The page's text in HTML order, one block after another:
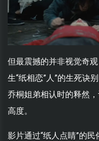
但最震撼的并非视觉奇
生“纸相恋”人”的生死诀
乔桐姐弟相认时的释然
高度。
影片通过“纸人点睛”的